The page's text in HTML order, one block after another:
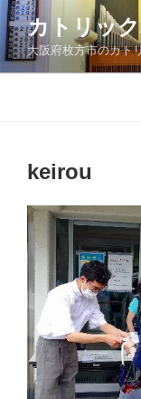
コ
ン
テ
ン
カトリッ
大阪府枚方市のカト
keirou